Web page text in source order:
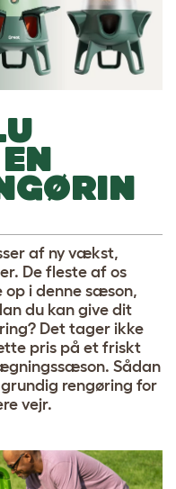
af ny vækst,
De fleste af os
i denne sæson,
du kan give dit
Det tager ikke
pris på et friskt
Sådan
rengøring for
vejr.